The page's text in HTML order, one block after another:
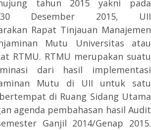
tahun 2015 yakni pada
Desember 2015, UII
Rapat Tinjauan Manajemen
Mutu Universitas atau
RTMU. RTMU merupakan suatu
dari hasil implementasi
Mutu di UII untuk satu
di Ruang Sidang Utama
agenda pembahasan hasil Audit
Ganjil 2014/Genap 2015.